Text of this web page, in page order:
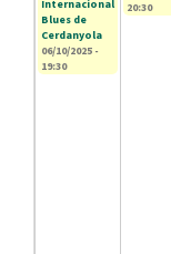
Internacional
Blues de
Cerdanyola
06/10/2025 -
19:30
20:30